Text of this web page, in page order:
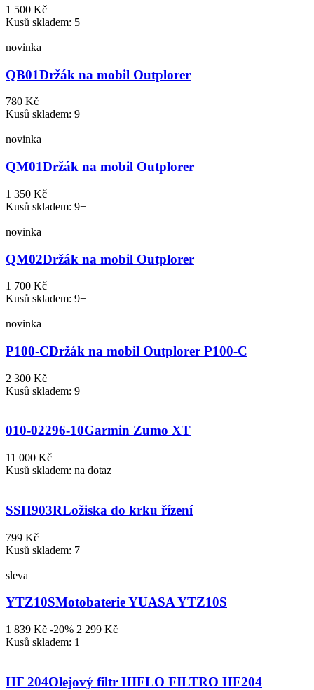
1 500 Kč
Kusů skladem: 5
novinka
QB01Držák na mobil Outplorer
780 Kč
Kusů skladem: 9+
novinka
QM01Držák na mobil Outplorer
1 350 Kč
Kusů skladem: 9+
novinka
QM02Držák na mobil Outplorer
1 700 Kč
Kusů skladem: 9+
novinka
P100-CDržák na mobil Outplorer P100-C
2 300 Kč
Kusů skladem: 9+
010-02296-10Garmin Zumo XT
11 000 Kč
Kusů skladem: na dotaz
SSH903RLožiska do krku řízení
799 Kč
Kusů skladem: 7
sleva
YTZ10SMotobaterie YUASA YTZ10S
1 839 Kč -20% 2 299 Kč
Kusů skladem: 1
HF 204Olejový filtr HIFLO FILTRO HF204